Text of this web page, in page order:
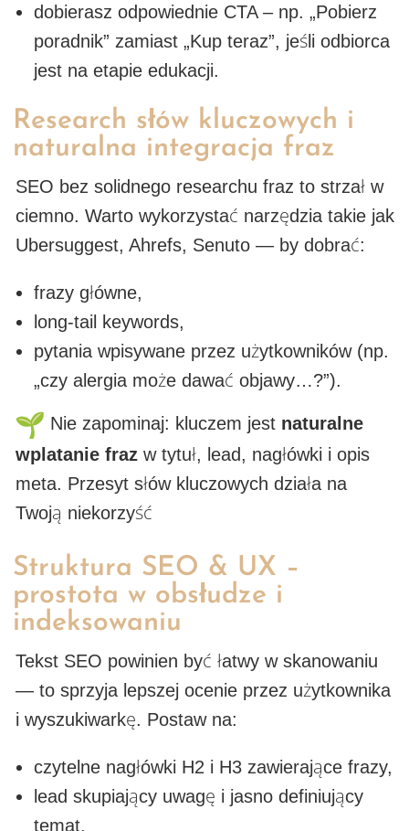
dobierasz odpowiednie CTA – np. „Pobierz
poradnik” zamiast „Kup teraz”, jeśli odbiorca
jest na etapie edukacji.
Research słów kluczowych i
naturalna integracja fraz
SEO bez solidnego researchu fraz to strzał w
ciemno. Warto wykorzystać narzędzia takie jak
Ubersuggest, Ahrefs, Senuto — by dobrać:
frazy główne,
long-tail keywords,
pytania wpisywane przez użytkowników (np.
„czy alergia może dawać objawy…?”).
Nie zapominaj: kluczem jest naturalne
wplatanie fraz w tytuł, lead, nagłówki i opis
meta. Przesyt słów kluczowych działa na
Twoją niekorzyść
Struktura SEO & UX –
prostota w obsłudze i
indeksowaniu
Tekst SEO powinien być łatwy w skanowaniu
— to sprzyja lepszej ocenie przez użytkownika
i wyszukiwarkę. Postaw na:
czytelne nagłówki H2 i H3 zawierające frazy,
lead skupiający uwagę i jasno definiujący
temat,